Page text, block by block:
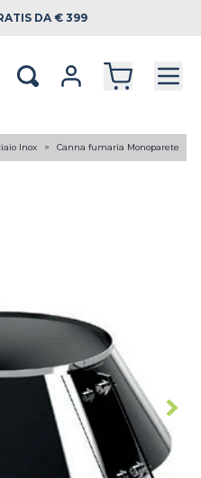
DA € 399
Inox Canna fumaria Monoparete